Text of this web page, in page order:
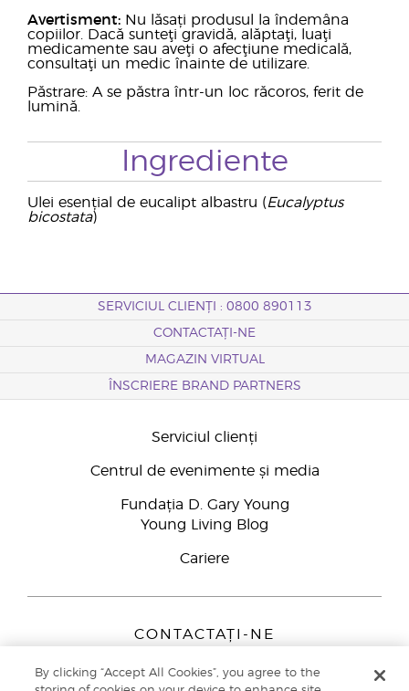
Avertisment: Nu lăsați produsul la îndemâna
copiilor. Dacă sunteţi gravidă, alăptaţi, luaţi
medicamente sau aveţi o afecţiune medicală,
consultaţi un medic înainte de utilizare.
Păstrare: A se păstra într-un loc răcoros, ferit de
lumină.
Ingrediente
Ulei esențial de eucalipt albastru (Eucalyptus
bicostata)
SERVICIUL CLIENȚI : 0800 890113
CONTACTAȚI-NE
MAGAZIN VIRTUAL
ÎNSCRIERE BRAND PARTNERS
Serviciul clienți
Centrul de evenimente și media
Fundația D. Gary Young
Young Living Blog
Cariere
CONTACTAȚI-NE
Peizerweg 97
By clicking “Accept All Cookies”, you agree to the